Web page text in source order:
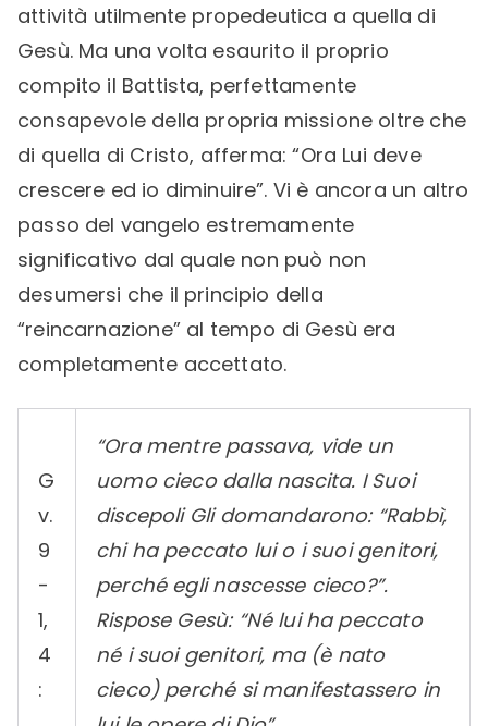
attività utilmente propedeutica a quella di
Gesù. Ma una volta esaurito il proprio
compito il Battista, perfettamente
consapevole della propria missione oltre che
di quella di Cristo, afferma: “Ora Lui deve
crescere ed io diminuire”. Vi è ancora un altro
passo del vangelo estremamente
significativo dal quale non può non
desumersi che il principio della
“reincarnazione” al tempo di Gesù era
completamente accettato.
G
v.
9
-
1,
4
:
“Ora mentre passava, vide un
uomo cieco dalla nascita. I Suoi
discepoli Gli domandarono: “Rabbì,
chi ha peccato lui o i suoi genitori,
perché egli nascesse cieco?”.
Rispose Gesù: “Né lui ha peccato
né i suoi genitori, ma (è nato
cieco) perché si manifestassero in